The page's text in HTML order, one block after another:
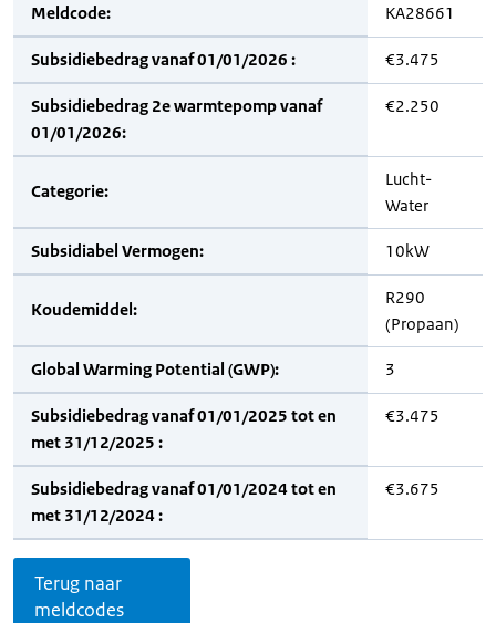
Meldcode: KA28661
Subsidiebedrag vanaf 01/01/2026 : €3.475
Subsidiebedrag 2e warmtepomp vanaf
01/01/2026:
€2.250
Categorie:
Lucht-
Water
Subsidiabel Vermogen: 10kW
Koudemiddel:
R290
(Propaan)
Global Warming Potential (GWP): 3
Subsidiebedrag vanaf 01/01/2025 tot en
met 31/12/2025 :
€3.475
Subsidiebedrag vanaf 01/01/2024 tot en
met 31/12/2024 :
€3.675
Terug naar
meldcodes